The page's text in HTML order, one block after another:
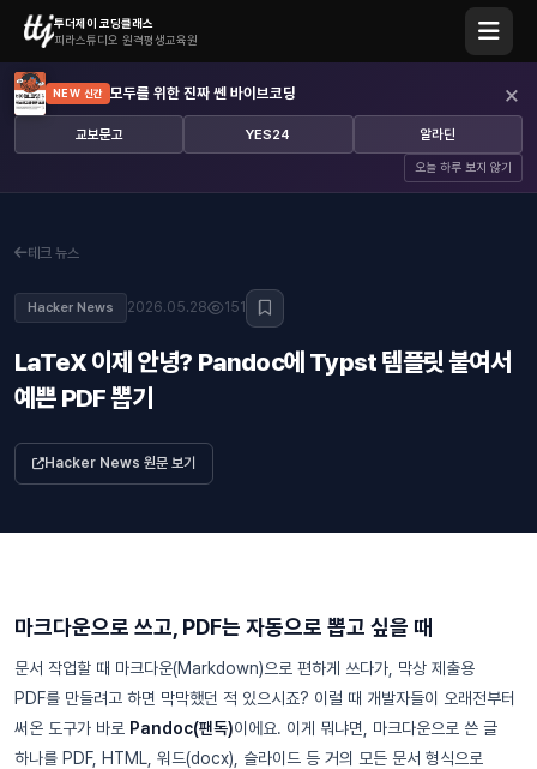
투더제이 코딩클래스
피라스튜디오 원격평생교육원
NEW 신간 모두를 위한 진짜 쎈 바이브코딩
교보문고 YES24 알라딘
오늘 하루 보지 않기
×
테크 뉴스
Hacker News 2026.05.28 151
LaTeX 이제 안녕? Pandoc에 Typst 템플릿 붙여서
예쁜 PDF 뽑기
Hacker News 원문 보기
마크다운으로 쓰고, PDF는 자동으로 뽑고 싶을 때
문서 작업할 때 마크다운(Markdown)으로 편하게 쓰다가, 막상 제출용
PDF를 만들려고 하면 막막했던 적 있으시죠? 이럴 때 개발자들이 오래전부터
써온 도구가 바로 Pandoc(팬독)이에요. 이게 뭐냐면, 마크다운으로 쓴 글
하나를 PDF, HTML, 워드(docx), 슬라이드 등 거의 모든 문서 형식으로